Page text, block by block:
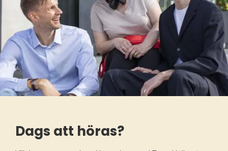
Dags att höras?